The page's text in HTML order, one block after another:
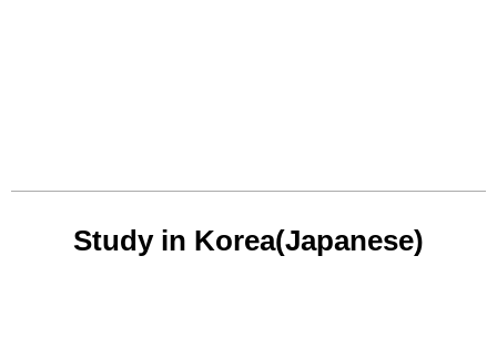
Study in Korea(Japanese)